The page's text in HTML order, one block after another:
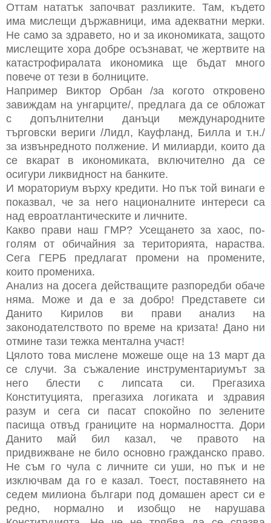
Оттам нататък започват разликите. Там, където
има мислещи държавници, има адекватни мерки.
Не само за здравето, но и за икономиката, защото
мислещите хора добре осъзнават, че жертвите на
катастрофиралата икономика ще бъдат много
повече от тези в болниците.
Например Виктор Орбан /за когото откровено
завиждам на унгарците/, предлага да се обложат
с допълнителни данъци международните
търговски вериги /Лидл, Кауфланд, Билла и т.н./
за извънредното полжение. И милиарди, които да
се вкарат в икономиката, включително да се
осигури ликвидност на банките.
И мораториум върху кредити. Но пък той винаги е
показвал, че за него националните интереси са
над евроатлантическите и личните.
Какво прави наш ГМР? Усещането за хаос, по-
голям от обичайния за територията, нараства.
Сега ГЕРБ предлагат промени на промените,
които промениха.
Анализ на досега действащите разпоредби обаче
няма. Може и да е за добро! Представете си
Данито Кирилов ви прави анализ на
законодателството по време на кризата! Дано ни
отмине тази тежка ментална участ!
Цялото това мислене можеше още на 13 март да
се случи. За съжаление инструментариумът за
него блести с липсата си. Прегазиха
Конституцията, прегазиха логиката и здравия
разум и сега си пасат спокойно по зелените
пасища отвъд границите на нормалността. Дори
Данито май бил казал, че правото на
придвижване не било основно гражданско право.
Не съм го чула с личните си уши, но пък и не
изключвам да го е казал. Тоест, поставянето на
седем милиона българи под домашен арест си е
редно, нормално и изобщо не нарушава